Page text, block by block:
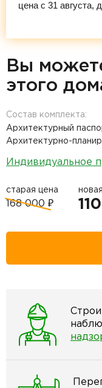
цена с 31 августа,
Вы
этого
Состав комплекта:
Архитектурный
Архитектурно-
Индивидуальное
старая цена
168 000 ₽